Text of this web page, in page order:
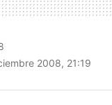
2008, 21:19